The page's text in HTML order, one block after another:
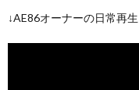
↓AE86オーナーの日常再